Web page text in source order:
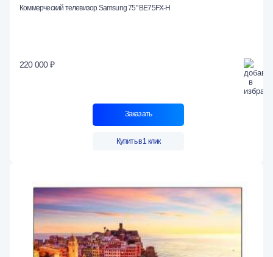
Коммерческий телевизор Samsung 75" BE75FX-H
220 000 ₽
Заказать
Купить в 1 клик